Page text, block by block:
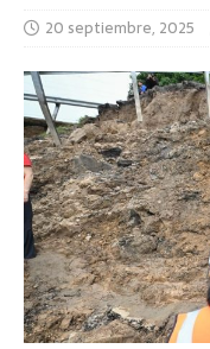
20 septiembre, 2025